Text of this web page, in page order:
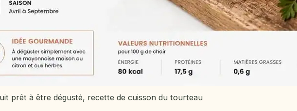
prêt à être dégusté, recette de cuisson du tourteau